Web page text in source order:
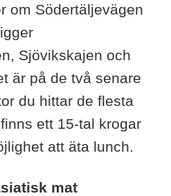
om Södertäljevägen
Sjövikskajen och
är på de två senare
du hittar de flesta
ett 15-tal krogar
att äta lunch.
mat